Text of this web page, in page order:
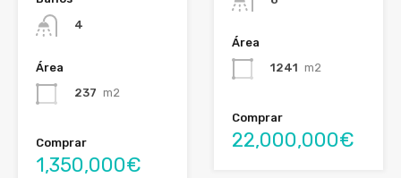
4
Área
237 m2
Comprar
1,350,000€
Área
1241 m2
Comprar
22,000,000€